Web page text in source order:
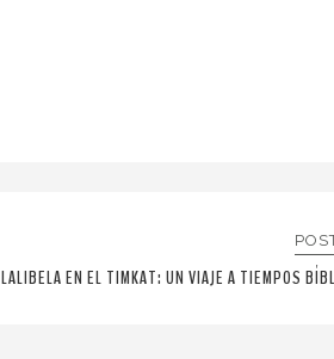
LALIBELA EN EL TIMKAT: UN VIAJE A TIEMPOS